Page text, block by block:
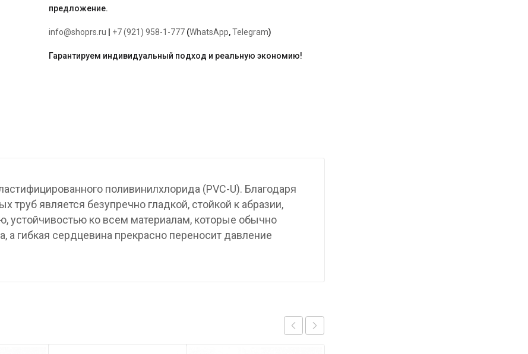
предложение.
info@shoprs.ru +7 (921) 958-1-777 (WhatsApp,Telegram)
Гарантируем индивидуальный подход и реальную экономию!
поливинилхлорида (PVC-U). Благодаря
труб является безупречно гладкой, стойкой к абразии,
устойчивостью ко всем материалам, которые обычно
а гибкая сердцевина прекрасно переносит давление